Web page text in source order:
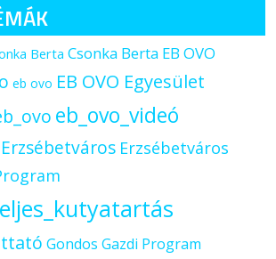
Berta Csonka Berta EB OVO
eb ovo EB OVO Egyesület
eb_ovo_videó
Erzsébetváros Erzsébetváros
Gondos Gazdi Program